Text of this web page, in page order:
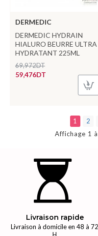
DERMEDIC
DERMEDIC HYDRAIN
HIALURO BEURRE ULTRA
HYDRATANT 225ML
59,476DT
69,972DT
1 2
Affichage 1
Livraison rapide
Livraison à domicile en 48 à 72